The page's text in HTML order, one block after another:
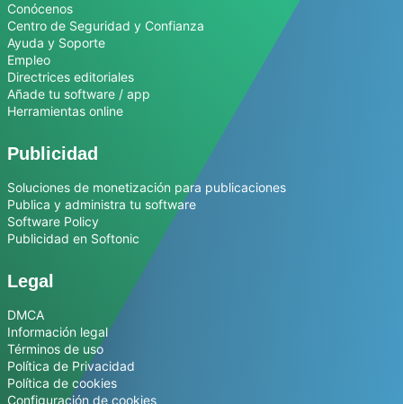
Conócenos
Centro de Seguridad y Confianza
Ayuda y Soporte
Empleo
Directrices editoriales
Añade tu software / app
Herramientas online
Publicidad
Soluciones de monetización para publicaciones
Publica y administra tu software
Software Policy
Publicidad en Softonic
Legal
DMCA
Información legal
Términos de uso
Política de Privacidad
Política de cookies
Configuración de cookies